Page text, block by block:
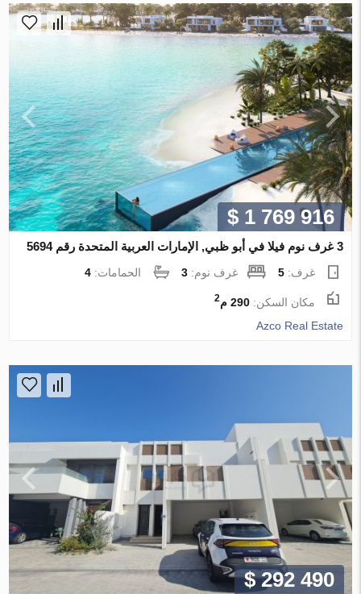
$ 1 769 916
3 غرف نوم فيلا في أبو ظبي, الإمارات العربية المتحدة رقم 5694
غرف:5 غرف نوم:3 الحمامات:4
مكان السكن:290 م 2
Azco Real Estate
$ 292 490